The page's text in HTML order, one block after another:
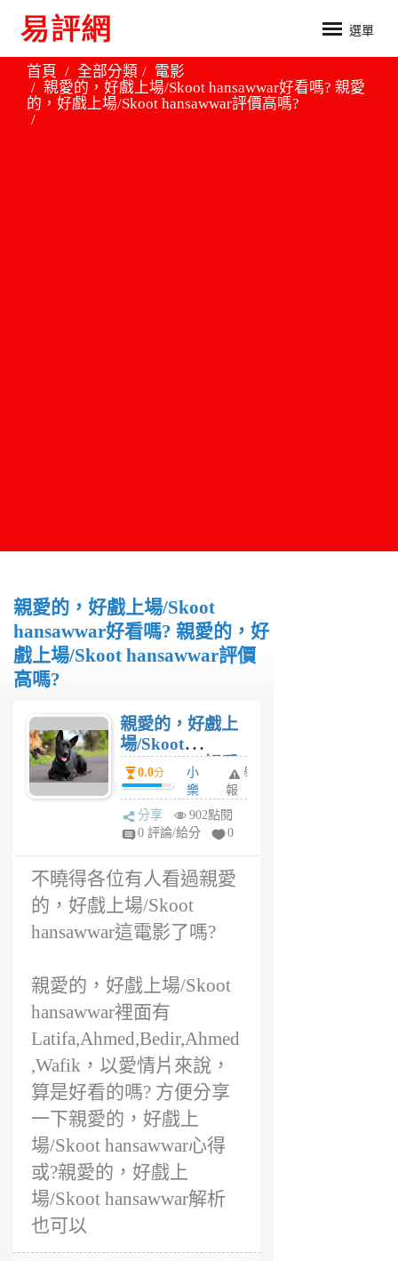
選單
首頁 全部分類
電影
親愛的，好戲上場/Skoot hansawwar好看嗎? 親愛
的，好戲上場/Skoot hansawwar評價高嗎?
親愛的，好戲上場/Skoot
hansawwar好看嗎? 親愛的，好
戲上場/Skoot hansawwar評價
高嗎?
親愛的，好戲上
場/Skoot
hansawwar好看
嗎? 親愛的，好
戲上場/Skoot
hansawwar評價
高嗎?
0.0分
小
樂
6
年
舉
報
分享
902點閱
0 評論/給分
0
不曉得各位有人看過親愛
的，好戲上場/Skoot
hansawwar這電影了嗎?
親愛的，好戲上場/Skoot
hansawwar裡面有
Latifa,Ahmed,Bedir,Ahmed
,Wafik，以愛情片來說，
算是好看的嗎? 方便分享
一下親愛的，好戲上
場/Skoot hansawwar心得
或?親愛的，好戲上
場/Skoot hansawwar解析
也可以